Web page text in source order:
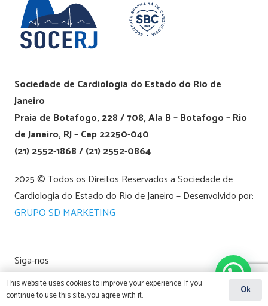
Sociedade de Cardiologia do Estado do Rio de
Janeiro
Praia de Botafogo, 228 / 708, Ala B – Botafogo – Rio
de Janeiro, RJ – Cep 22250-040
(21) 2552-1868 / (21) 2552-0864
2025 © Todos os Direitos Reservados a Sociedade de
Cardiologia do Estado do Rio de Janeiro – Desenvolvido por:
GRUPO SD MARKETING
Siga-nos
This website uses cookies to improve your experience. If you
continue to use this site, you agree with it.
Ok